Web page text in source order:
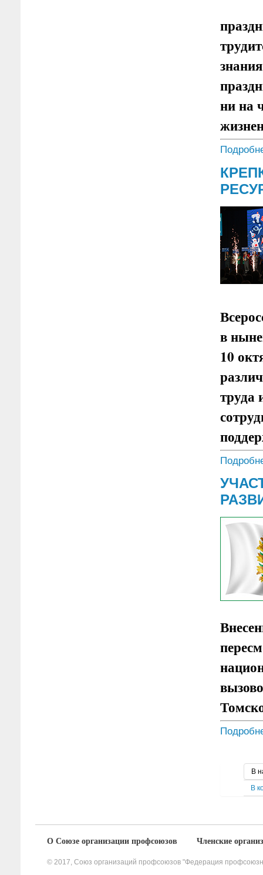
ни на
в
10
труда
В
В
О Союзе организации профсоюзов Членcкие
© 2017, Союз организаций профсоюзов "Федерация